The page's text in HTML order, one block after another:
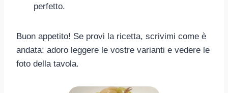
perfetto.
Buon appetito! Se provi la ricetta, scrivimi come è
andata: adoro leggere le vostre varianti e vedere le
foto della tavola.